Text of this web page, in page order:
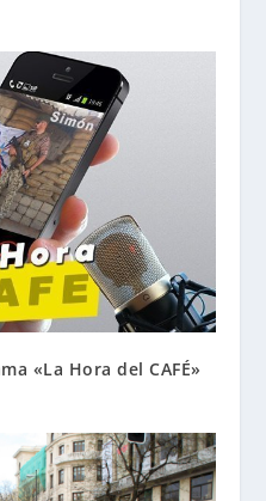
«La Hora del CAFÉ»